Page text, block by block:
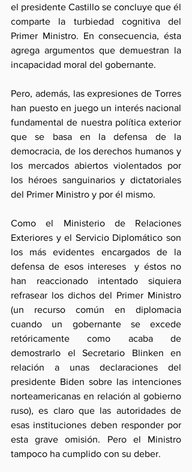
el presidente Castillo se concluye que él
comparte la turbiedad cognitiva del
Primer Ministro. En consecuencia, ésta
agrega argumentos que demuestran la
incapacidad moral del gobernante.
Pero, además, las expresiones de Torres
han puesto en juego un interés nacional
fundamental de nuestra política exterior
que se basa en la defensa de la
democracia, de los derechos humanos y
los mercados abiertos violentados por
los héroes sanguinarios y dictatoriales
del Primer Ministro y por él mismo.
Como el Ministerio de Relaciones
Exteriores y el Servicio Diplomático son
los más evidentes encargados de la
defensa de esos intereses  y éstos no
han reaccionado intentado siquiera
refrasear los dichos del Primer Ministro
(un recurso común en diplomacia
cuando un gobernante se excede
retóricamente como acaba de
demostrarlo el Secretario Blinken en
relación a unas declaraciones del
presidente Biden sobre las intenciones
norteamericanas en relación al gobierno
ruso), es claro que las autoridades de
esas instituciones deben responder por
esta grave omisión. Pero el Ministro
tampoco ha cumplido con su deber.